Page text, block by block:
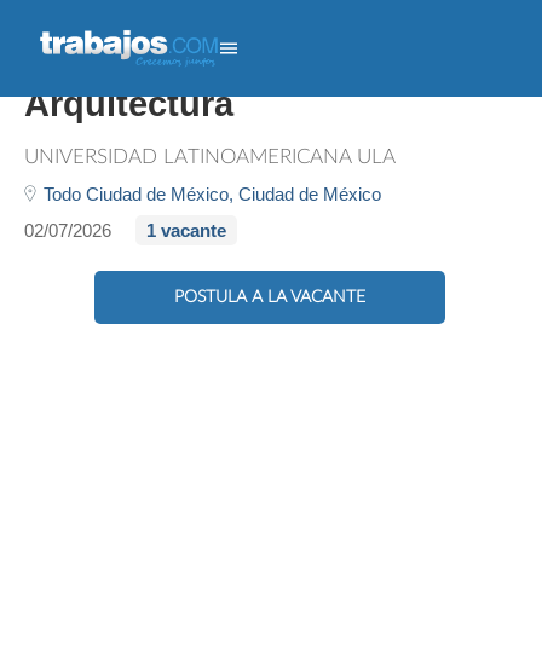
Coordinador Académico De
Arquitectura
UNIVERSIDAD LATINOAMERICANA ULA
Todo Ciudad de México, Ciudad de México
02/07/2026
1 vacante
POSTULA A LA VACANTE